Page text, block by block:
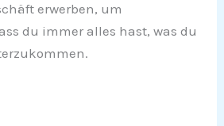
erwerben, um
du immer alles hast, was du